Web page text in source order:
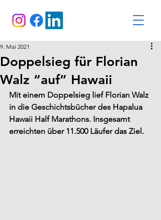
Doppelsieg für Florian
Walz “auf” Hawaii
9. Mai 2021
Mit einem Doppelsieg lief Florian Walz
in die Geschichtsbücher des Hapalua
Hawaii Half Marathons. Insgesamt
erreichten über 11.500 Läufer das Ziel.